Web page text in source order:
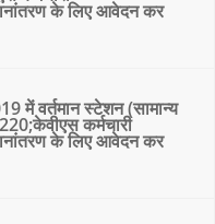
के लिए आवेदन कर
में वर्तमान स्टेशन (सामान्य
कर्मचारी
के लिए आवेदन कर